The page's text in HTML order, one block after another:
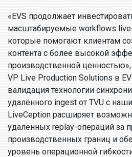
«EVS продолжает
масштабируемые workflows
которые помогают клиентам
контента с более высокой
производственной
VP Live Production Solutions в
валидация технологии
удалённого ingest от TVU с
LiveCeption расширяет
удалённых replay-операций за
производственных границ и
уровень операционной